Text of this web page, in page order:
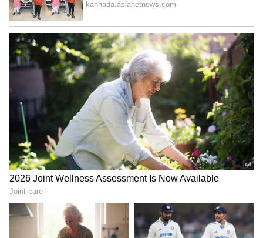
ಪ್ರಶಾಂತ್‌ ವರ್ಮಾ ನಿರ್ದೇಶನದ ‘ಜೈ ಹನುಮಾನ್‌’ ಸಿನಿಮಾದ
ಕೆಲಸ ಮುಗಿಸಿದ ಬಳಿಕ ರಿಷಬ್‌ ‘ಶಿವಾಜಿ ಮಹಾರಾಜ್‌’ ಚಿತ್ರದ
ಶೂಟಿಂಗ್‌ನಲ್ಲಿ ಭಾಗಿಯಾಗಲಿದ್ದಾರೆ. ಮಹಾರಾಷ್ಟ್ರದ ವಿವಿಧೆಡೆ
ಶೂಟಿಂಗ್‌ ನಡೆಯಲಿದ್ದು, ಅರ್ಜುನ್‌ ರಾಂಪಾಲ್‌, ಶೆಫಾಲಿ ಶಾ
ಸೇರಿದಂತೆ ಅನೇಕ ಪ್ರತಿಭಾವಂತ ಕಲಾವಿದರು
ಅಭಿನಯಿಸಲಿದ್ದಾರೆ.
LATEST VIDEOS